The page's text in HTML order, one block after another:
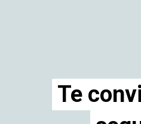
Te
Te